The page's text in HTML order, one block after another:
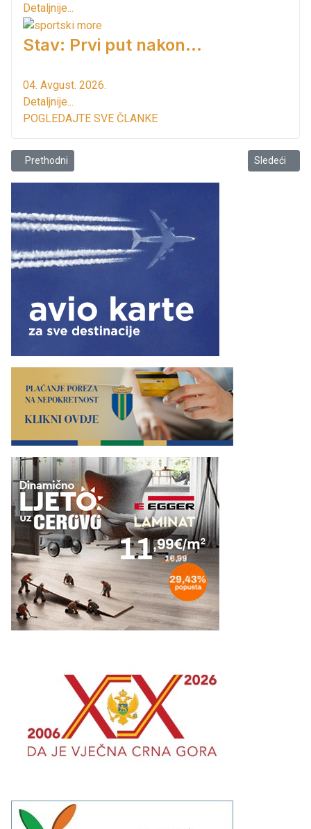
Detaljnije...
Stav: Prvi put nakon…
04. Avgust. 2026.
Detaljnije...
POGLEDAJTE SVE ČLANKE
Prethodni članak: Od pop-roka, irske tradicionalne muzike do hip
Prethodni Sledeći
Sledeći